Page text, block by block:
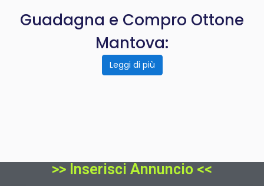
Guadagna e Compro Ottone
Mantova:
Leggi di più
>> Inserisci Annuncio <<